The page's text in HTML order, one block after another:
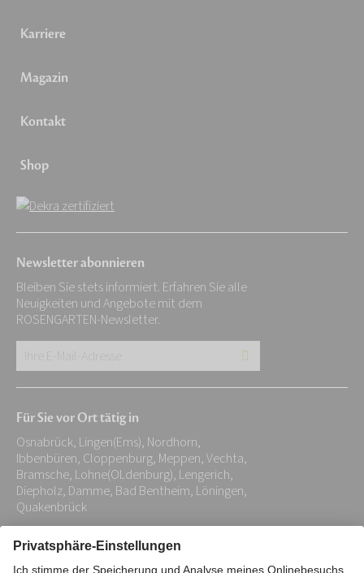
Karriere
Magazin
Kontakt
Shop
Newsletter abonnieren
Bleiben Sie stets informiert. Erfahren Sie alle
Neuigkeiten und Angebote mit dem
ROSENGARTEN-Newsletter.
E-
Adresse:
*
Für Sie vor Ort tätig in
Osnabrück, Lingen(Ems), Nordhorn,
Ibbenbüren, Cloppenburg, Meppen, Vechta,
Bramsche, Lohne(OLdenburg), Lengerich,
Diepholz, Damme, Bad Bentheim, Löningen,
Quakenbrück
Impressum Datenschutz Stiftung